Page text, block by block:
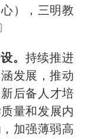
），三明教
。 持续推进
发展，推动
后备人才培
量和发展内
加强薄弱高